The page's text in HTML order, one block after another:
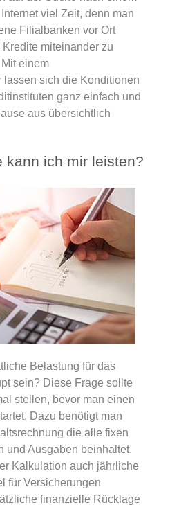
viel Zeit, denn man
Filialbanken vor Ort
miteinander zu
einem
lassen sich die Konditionen
ganz einfach und
aus übersichtlich
kann ich mir leisten?
Belastung für das
sein? Diese Frage sollte
stellen, bevor man einen
Dazu benötigt man
die alle fixen
und Ausgaben beinhaltet.
Kalkulation auch jährliche
für Versicherungen
finanzielle Rücklage